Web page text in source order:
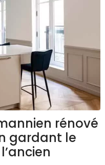
rénové
gardant le